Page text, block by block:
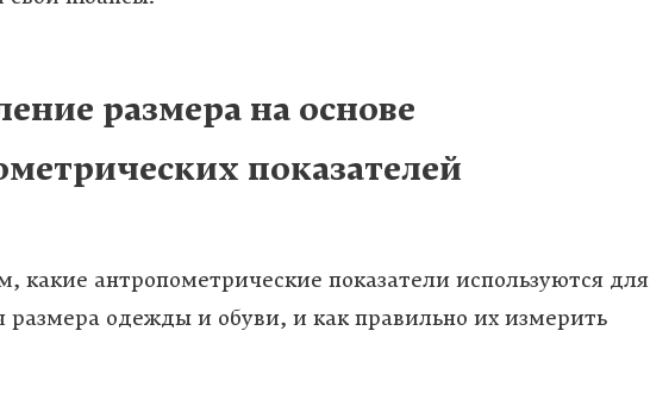
размера на основе
показателей
какие антропометрические показатели используются для
размера одежды и обуви, и как правильно их измерить